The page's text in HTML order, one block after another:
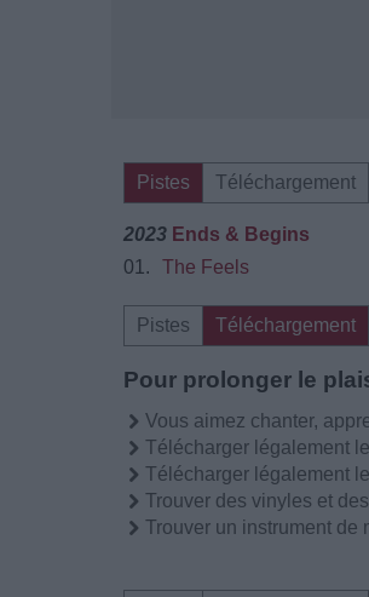
Pistes Téléchargement
2023 Ends & Begins
01.
The Feels
Pistes Téléchargement
Pour prolonger le
Vous aimez chanter,
Télécharger légalement
Télécharger légalement
Trouver des vinyles et
Trouver un instrument de